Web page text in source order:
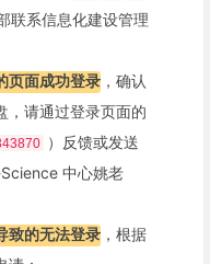
联系信息化建设管理
页面成功登录 ，确认
，请通过登录页面的
）反馈或发送
中心姚老
致的无法登录 ，根据